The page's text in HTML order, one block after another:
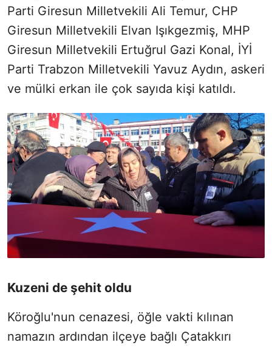
Parti Giresun Milletvekili Ali Temur, CHP
Giresun Milletvekili Elvan Işıkgezmiş, MHP
Giresun Milletvekili Ertuğrul Gazi Konal, İYİ
Parti Trabzon Milletvekili Yavuz Aydın, askeri
ve mülki erkan ile çok sayıda kişi katıldı.
Kuzeni de şehit oldu
Köroğlu'nun cenazesi, öğle vakti kılınan
namazın ardından ilçeye bağlı Çatakkırı